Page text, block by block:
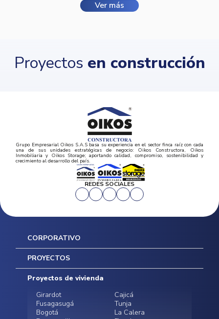
Ver más
Proyectos en construcción
Grupo Empresarial Oikos S.A.S basa su experiencia en el sector finca raíz con cada
una de sus unidades estratégicas de negocio: Oikos Constructora, Oikos
Inmobiliaria y Oikos Storage; aportando calidad, compromiso, sostenibilidad y
crecimiento al desarrollo del país.
REDES SOCIALES
CORPORATIVO
Inicio
Mapa del sitio
Postventas
Contratación Directa
Noticias
PROYECTOS
Proyectos de vivienda
Girardot
Cajicá
Fusagasugá
Tunja
Bogotá
La Calera